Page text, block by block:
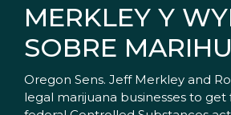
MERKLEY Y
SOBRE
Oregon Sens. Jeff Merkley and
legal marijuana businesses to